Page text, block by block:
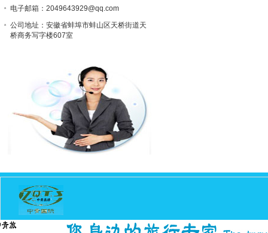
电子邮箱：2049643929@qq.com
公司地址：安徽省蚌埠市蚌山区天桥街道天
桥商务写字楼607室